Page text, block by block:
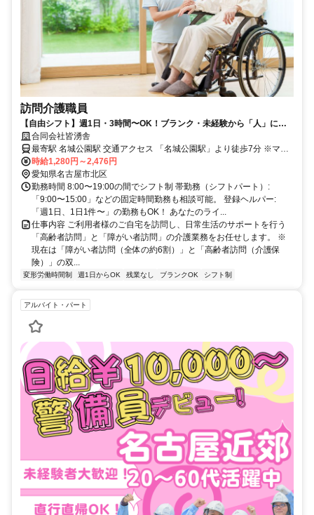
訪問介護職員
【自由シフト】週1日・3時間〜OK！ブランク・未経験から「人」に寄
り添う訪問介護
合同会社皆湧舎
最寄駅 名城公園駅 交通アクセス 「名城公園駅」より徒歩7分 ※マイ
カー通勤OK（近隣コインパーキング代会社負担）
時給1,280円～2,476円
愛知県名古屋市北区
勤務時間 8:00〜19:00の間でシフト制 帯勤務（シフトパート）:
「9:00〜15:00」などの固定時間勤務も相談可能。 登録ヘルパー:
「週1日、1日1件〜」の勤務もOK！ あなたのライ...
仕事内容 ご利用者様のご自宅を訪問し、日常生活のサポートを行う
「高齢者訪問」と「障がい者訪問」の介護業務をお任せします。 ※
現在は「障がい者訪問（全体の約6割）」と「高齢者訪問（介護保
険）」の双...
変形労働時間制 週1日からOK 残業なし ブランクOK シフト制
アルバイト・パート